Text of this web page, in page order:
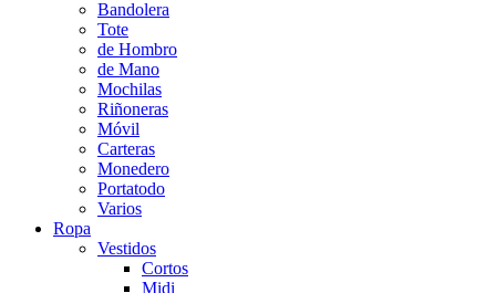
Bandolera
Tote
de Hombro
de Mano
Mochilas
Riñoneras
Móvil
Carteras
Monedero
Portatodo
Varios
Ropa
Vestidos
Cortos
Midi